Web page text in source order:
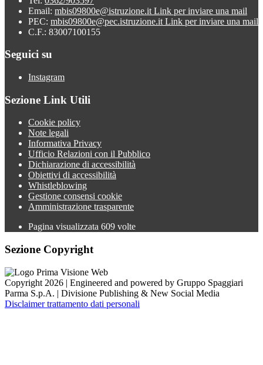
Email: mbis09800e@istruzione.it Link per inviare una mail
PEC: mbis09800e@pec.istruzione.it Link per inviare una mail
C.F.: 83007100155
Seguici su
Instagram
Sezione Link Utili
Cookie policy
Note legali
Informativa Privacy
Ufficio Relazioni con il Pubblico
Dichiarazione di accessibilità
Obiettivi di accessibilità
Whistleblowing
Gestione consensi cookie
Amministrazione trasparente
Pagina visualizzata 609 volte
Sezione Copyright
Copyright 2026 | Engineered and powered by Gruppo Spaggiari
Parma S.p.A. | Divisione Publishing & New Social Media
Disclaimer trattamento dati personali